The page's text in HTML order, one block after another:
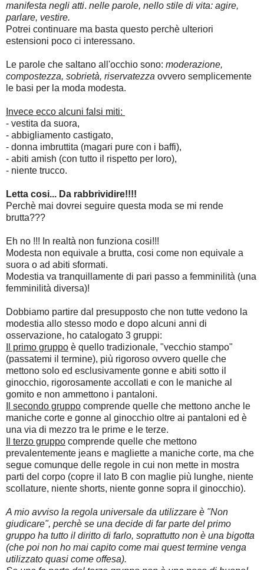
manifesta negli atti. nelle parole, nello stile di vita: agire,
parlare, vestire.
Potrei continuare ma basta questo perchè ulteriori
estensioni poco ci interessano.
Le parole che saltano all'occhio sono: moderazione,
compostezza, sobrietà, riservatezza ovvero semplicemente
le basi per la moda modesta.
Invece ecco alcuni falsi miti:
- vestita da suora,
- abbigliamento castigato,
- donna imbruttita (magari pure con i baffi),
- abiti amish (con tutto il rispetto per loro),
- niente trucco.
Letta cosi... Da rabbrividire!!!!
Perchè mai dovrei seguire questa moda se mi rende
brutta???
Eh no !!! In realtà non funziona cosi!!!
Modesta non equivale a brutta, cosi come non equivale a
suora o ad abiti sformati.
Modestia va tranquillamente di pari passo a femminilità (una
femminilità diversa)!
Dobbiamo partire dal presupposto che non tutte vedono la
modestia allo stesso modo e dopo alcuni anni di
osservazione, ho catalogato 3 gruppi:
Il primo gruppo è quello tradizionale, "vecchio stampo"
(passatemi il termine), più rigoroso ovvero quelle che
mettono solo ed esclusivamente gonne e abiti sotto il
ginocchio, rigorosamente accollati e con le maniche al
gomito e non ammettono i pantaloni.
Il secondo gruppo comprende quelle che mettono anche le
maniche corte e gonne al ginocchio oltre ai pantaloni ed è
una via di mezzo tra le prime e le terze.
Il terzo gruppo comprende quelle che mettono
prevalentemente jeans e magliette a maniche corte, ma che
segue comunque delle regole in cui non mette in mostra
parti del corpo (copre il lato B con maglie più lunghe, niente
scollature, niente shorts, niente gonne sopra il ginocchio).
A mio avviso la regola universale da utilizzare è "Non
giudicare", perchè se una decide di far parte del primo
gruppo ha tutto il diritto di farlo, soprattutto non è una bigotta
(che poi non ho mai capito come mai quest termine venga
utilizzato quasi come offesa).